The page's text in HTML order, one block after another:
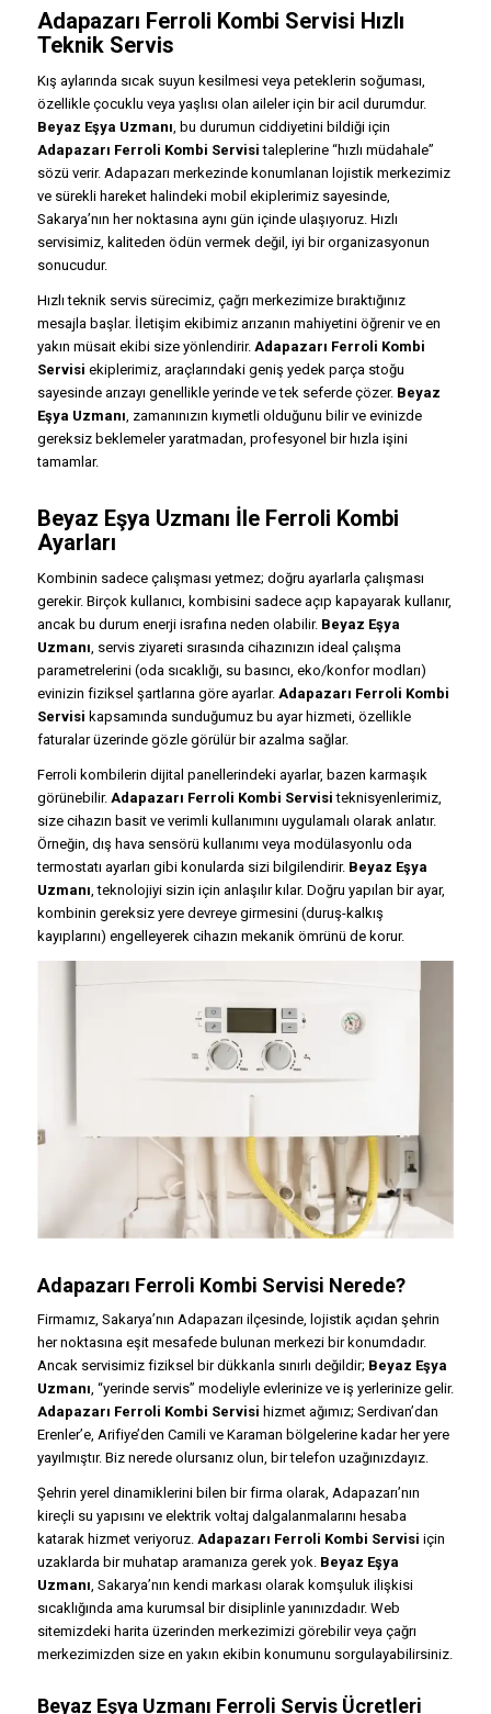
Adapazarı Ferroli Kombi Servisi Hızlı
Teknik Servis
Kış aylarında sıcak suyun kesilmesi veya peteklerin soğuması,
özellikle çocuklu veya yaşlısı olan aileler için bir acil durumdur.
Beyaz Eşya Uzmanı, bu durumun ciddiyetini bildiği için
Adapazarı Ferroli Kombi Servisi taleplerine “hızlı müdahale”
sözü verir. Adapazarı merkezinde konumlanan lojistik merkezimiz
ve sürekli hareket halindeki mobil ekiplerimiz sayesinde,
Sakarya’nın her noktasına aynı gün içinde ulaşıyoruz. Hızlı
servisimiz, kaliteden ödün vermek değil, iyi bir organizasyonun
sonucudur.
Hızlı teknik servis sürecimiz, çağrı merkezimize bıraktığınız
mesajla başlar. İletişim ekibimiz arızanın mahiyetini öğrenir ve en
yakın müsait ekibi size yönlendirir. Adapazarı Ferroli Kombi
Servisi ekiplerimiz, araçlarındaki geniş yedek parça stoğu
sayesinde arızayı genellikle yerinde ve tek seferde çözer. Beyaz
Eşya Uzmanı, zamanınızın kıymetli olduğunu bilir ve evinizde
gereksiz beklemeler yaratmadan, profesyonel bir hızla işini
tamamlar.
Beyaz Eşya Uzmanı İle Ferroli Kombi
Ayarları
Kombinin sadece çalışması yetmez; doğru ayarlarla çalışması
gerekir. Birçok kullanıcı, kombisini sadece açıp kapayarak kullanır,
ancak bu durum enerji israfına neden olabilir. Beyaz Eşya
Uzmanı, servis ziyareti sırasında cihazınızın ideal çalışma
parametrelerini (oda sıcaklığı, su basıncı, eko/konfor modları)
evinizin fiziksel şartlarına göre ayarlar. Adapazarı Ferroli Kombi
Servisi kapsamında sunduğumuz bu ayar hizmeti, özellikle
faturalar üzerinde gözle görülür bir azalma sağlar.
Ferroli kombilerin dijital panellerindeki ayarlar, bazen karmaşık
görünebilir. Adapazarı Ferroli Kombi Servisi teknisyenlerimiz,
size cihazın basit ve verimli kullanımını uygulamalı olarak anlatır.
Örneğin, dış hava sensörü kullanımı veya modülasyonlu oda
termostatı ayarları gibi konularda sizi bilgilendirir. Beyaz Eşya
Uzmanı, teknolojiyi sizin için anlaşılır kılar. Doğru yapılan bir ayar,
kombinin gereksiz yere devreye girmesini (duruş-kalkış
kayıplarını) engelleyerek cihazın mekanik ömrünü de korur.
Adapazarı Ferroli Kombi Servisi Nerede?
Firmamız, Sakarya’nın Adapazarı ilçesinde, lojistik açıdan şehrin
her noktasına eşit mesafede bulunan merkezi bir konumdadır.
Ancak servisimiz fiziksel bir dükkanla sınırlı değildir; Beyaz Eşya
Uzmanı, “yerinde servis” modeliyle evlerinize ve iş yerlerinize gelir.
Adapazarı Ferroli Kombi Servisi hizmet ağımız; Serdivan’dan
Erenler’e, Arifiye’den Camili ve Karaman bölgelerine kadar her yere
yayılmıştır. Biz nerede olursanız olun, bir telefon uzağınızdayız.
Şehrin yerel dinamiklerini bilen bir firma olarak, Adapazarı’nın
kireçli su yapısını ve elektrik voltaj dalgalanmalarını hesaba
katarak hizmet veriyoruz. Adapazarı Ferroli Kombi Servisi için
uzaklarda bir muhatap aramanıza gerek yok. Beyaz Eşya
Uzmanı, Sakarya’nın kendi markası olarak komşuluk ilişkisi
sıcaklığında ama kurumsal bir disiplinle yanınızdadır. Web
sitemizdeki harita üzerinden merkezimizi görebilir veya çağrı
merkezimizden size en yakın ekibin konumunu sorgulayabilirsiniz.
Beyaz Eşya Uzmanı Ferroli Servis Ücretleri